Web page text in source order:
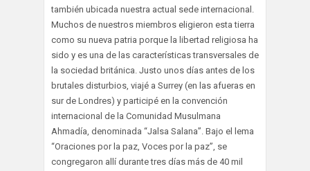
también ubicada nuestra actual sede internacional.
Muchos de nuestros miembros eligieron esta tierra
como su nueva patria porque la libertad religiosa ha
sido y es una de las características transversales de
la sociedad británica. Justo unos días antes de los
brutales disturbios, viajé a Surrey (en las afueras en
sur de Londres) y participé en la convención
internacional de la Comunidad Musulmana
Ahmadía, denominada “Jalsa Salana”. Bajo el lema
“Oraciones por la paz, Voces por la paz”, se
congregaron allí durante tres días más de 40 mil